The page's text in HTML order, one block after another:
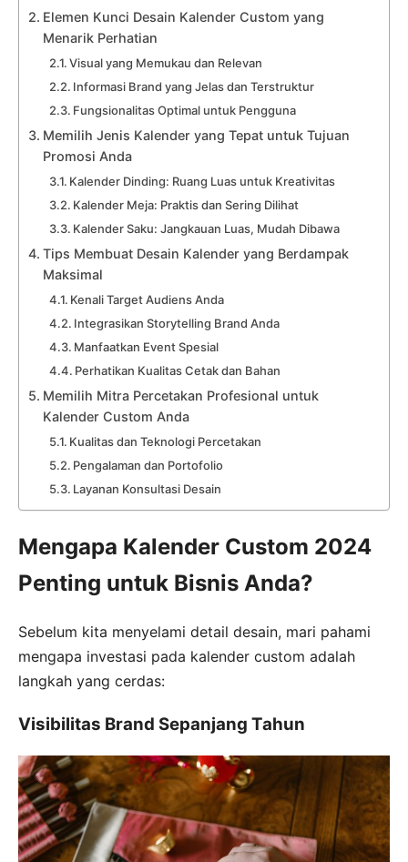
Elemen Kunci Desain Kalender Custom yang
Menarik Perhatian
Visual yang Memukau dan Relevan
Informasi Brand yang Jelas dan Terstruktur
Fungsionalitas Optimal untuk Pengguna
Memilih Jenis Kalender yang Tepat untuk Tujuan
Promosi Anda
Kalender Dinding: Ruang Luas untuk Kreativitas
Kalender Meja: Praktis dan Sering Dilihat
Kalender Saku: Jangkauan Luas, Mudah Dibawa
Tips Membuat Desain Kalender yang Berdampak
Maksimal
Kenali Target Audiens Anda
Integrasikan Storytelling Brand Anda
Manfaatkan Event Spesial
Perhatikan Kualitas Cetak dan Bahan
Memilih Mitra Percetakan Profesional untuk
Kalender Custom Anda
Kualitas dan Teknologi Percetakan
Pengalaman dan Portofolio
Layanan Konsultasi Desain
Mengapa Kalender Custom 2024
Penting untuk Bisnis Anda?
Sebelum kita menyelami detail desain, mari pahami
mengapa investasi pada kalender custom adalah
langkah yang cerdas:
Visibilitas Brand Sepanjang Tahun